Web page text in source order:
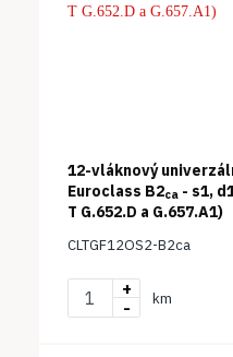
12-vláknový
Euroclass B2ca - s1,
T G.652.D a G.657.A1)
CLTGF12OS2-B2ca
+
-
km